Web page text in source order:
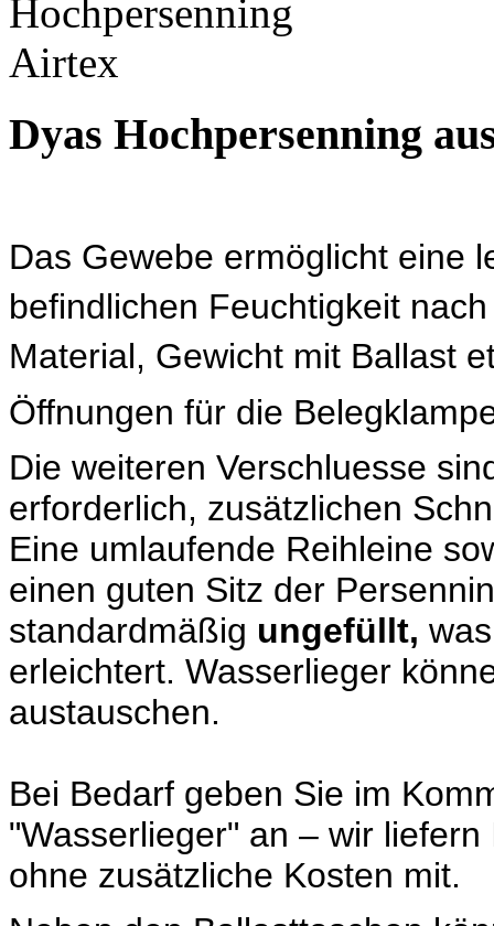
Dyas Hochpersenning
Das Gewebe ermöglicht eine
befindlichen Feuchtigkeit
Material, Gewicht mit Ballast
Öffnungen für die
Die weiteren Verschluesse
erforderlich, zusätzlichen
Eine umlaufende Reihleine
einen guten Sitz der
standardmäßig ungefüllt,
erleichtert. Wasserlieger
austauschen.
Bei Bedarf geben Sie im
"Wasserlieger" an – wir
ohne zusätzliche Kosten mit.